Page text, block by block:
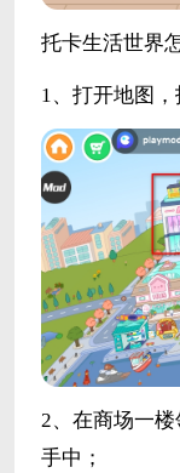
托卡生活世界
1、打开地图，
2、在商场一
手中；